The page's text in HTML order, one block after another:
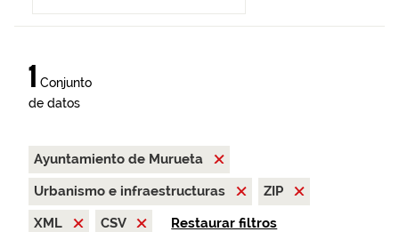
1 Conjunto
de datos
Ayuntamiento de Murueta
Urbanismo e infraestructuras
ZIP
XML
CSV Restaurar filtros